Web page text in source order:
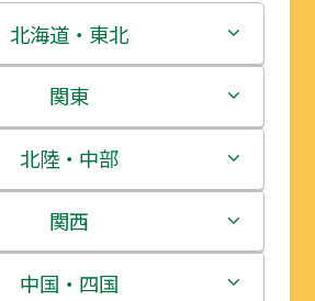
北海道・東北
北海道
青森県
岩手県
宮城県
関東
茨城県
栃木県
群馬県
北陸・中部
新潟県
富山県
関西
三重県
中国・四国